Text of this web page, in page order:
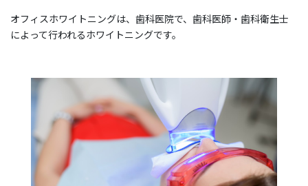
オフィスホワイトニングは、歯科医院で、歯科医師・歯科衛生士
によって行われるホワイトニングです。